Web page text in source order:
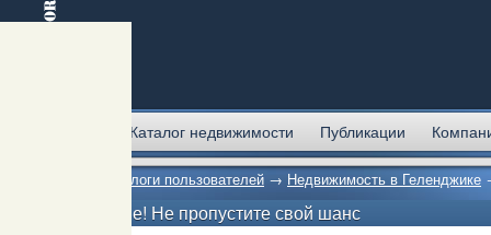
Каталог недвижимости Публикации
Блоги пользователей → Недвижимость в Геленджике
Внимание! Не пропустите свой шанс